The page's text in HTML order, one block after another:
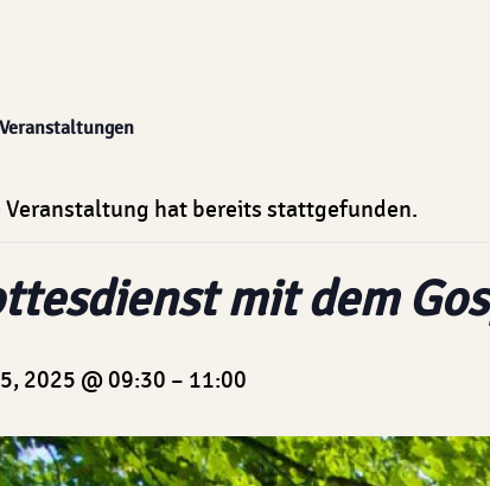
Veranstaltung hat bereits stattgefunden.
mit dem
2025 @ 09:30 – 11:00